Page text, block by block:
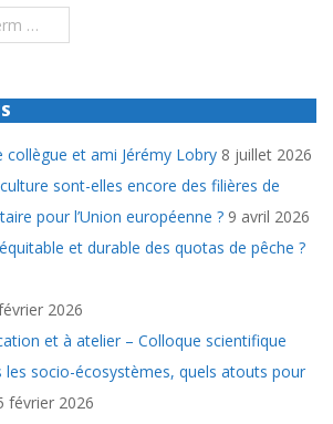
et ami Jérémy Lobry 8 juillet 2026
sont-elles encore des filières de
pour l’Union européenne ? 9 avril 2026
et durable des quotas de pêche ?
2026
et à atelier – Colloque scientifique
les socio-écosystèmes, quels atouts pour
février 2026